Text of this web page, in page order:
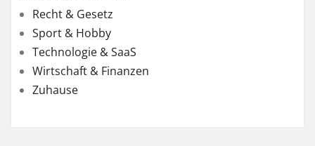
Recht & Gesetz
Sport & Hobby
Technologie & SaaS
Wirtschaft & Finanzen
Zuhause